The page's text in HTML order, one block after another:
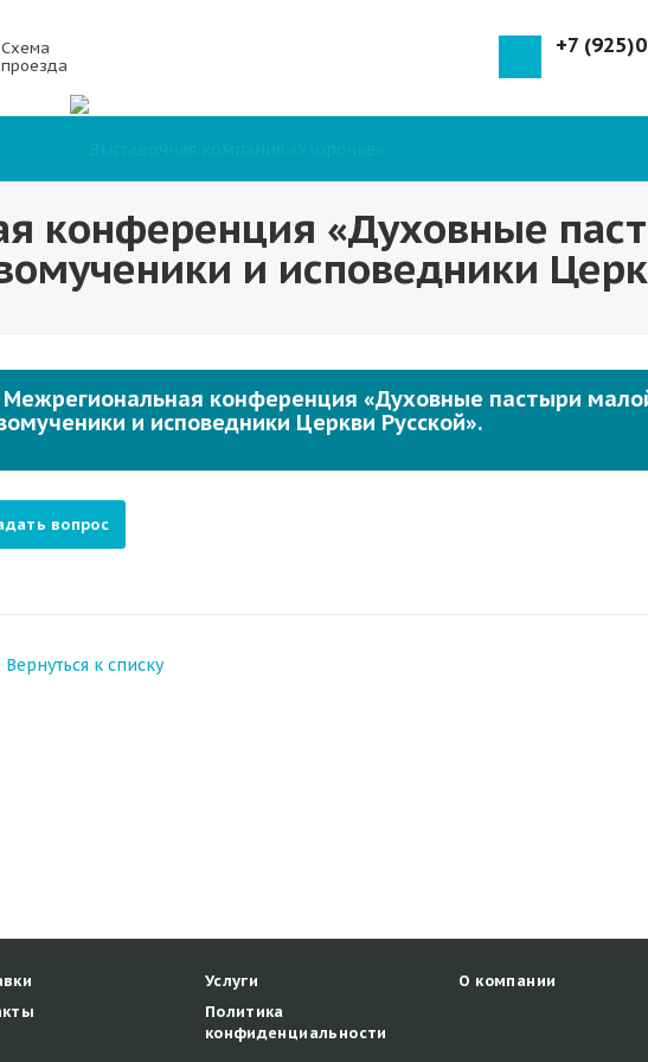
Схема
проезда
+7
конференция «Духовные
и исповедники
конференция «Духовные пастыри
и исповедники Церкви Русской».
вопрос
Вернуться к списку
Услуги
О компании
Политика
конфиденциальности